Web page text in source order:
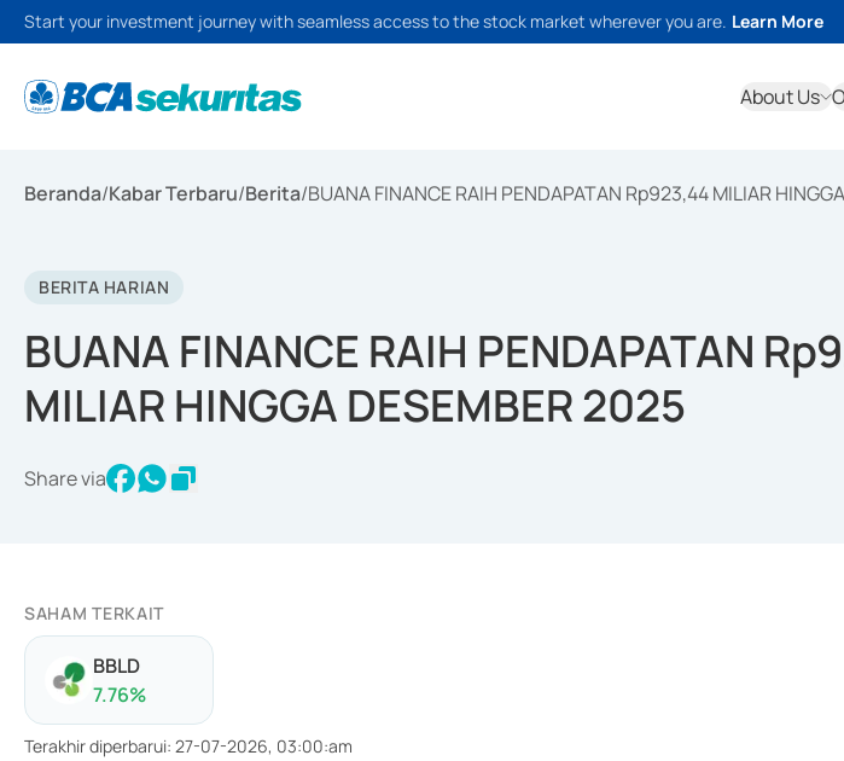
Start your investment journey with seamless access to the stock market wherever you are. Learn More
About Us
Beranda/Kabar Terbaru/Berita/BUANA FINANCE RAIH PENDAPATAN Rp923,44 MILIAR
BERITA HARIAN
BUANA FINANCE RAIH PENDAPATAN
MILIAR HINGGA DESEMBER 2025
Share via
SAHAM TERKAIT
BBLD
7.76%
Terakhir diperbarui: 27-07-2026, 03:00:am